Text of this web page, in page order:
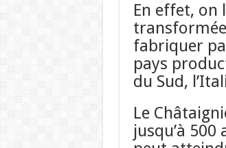
En effet,
fabriquer
pays
du Sud,
Le
jusqu’à